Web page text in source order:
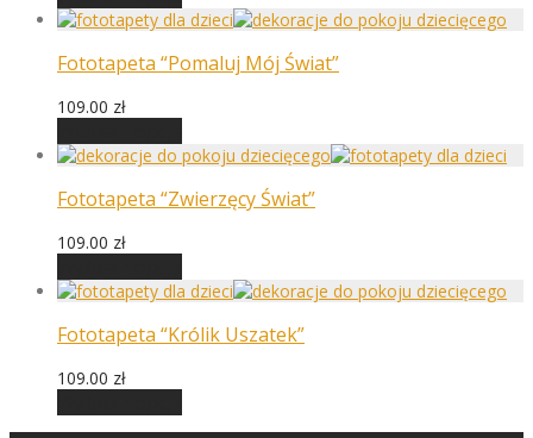
Fototapeta “Pomaluj Mój Świat”
109.00 zł
Fototapeta “Zwierzęcy Świat”
109.00 zł
Fototapeta “Królik Uszatek”
109.00 zł